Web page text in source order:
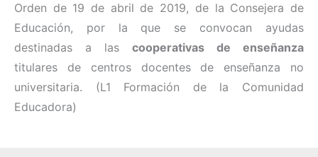
Orden de 19 de abril de 2019, de la Consejera de
Educación, por la que se convocan ayudas
destinadas a las cooperativas de enseñanza
titulares de centros docentes de enseñanza no
universitaria. (L1 Formación de la Comunidad
Educadora)